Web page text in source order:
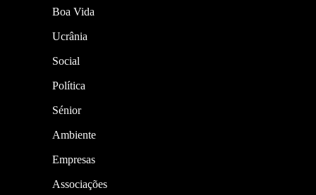
Boa Vida
Ucrânia
Social
Política
Sénior
Ambiente
Empresas
Associações